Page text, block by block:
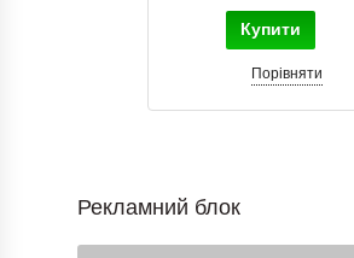
Купити
Порівняти
Рекламний блок